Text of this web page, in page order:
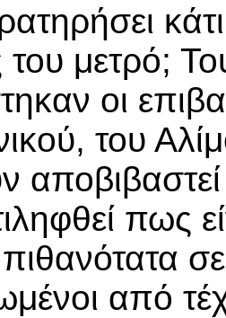
μετρό;
οι
του
πως
πιθανότατα
από